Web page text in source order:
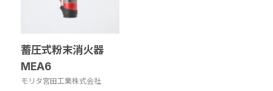
蓄圧式粉末消火器
MEA6
モリタ宮田工業株式会社